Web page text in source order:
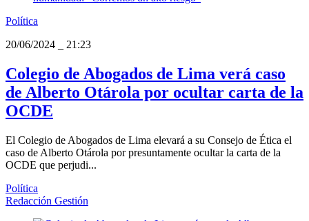
Política
20/06/2024
21:23
Colegio de Abogados de Lima verá caso
de Alberto Otárola por ocultar carta de la
OCDE
El Colegio de Abogados de Lima elevará a su Consejo de Ética el
caso de Alberto Otárola por presuntamente ocultar la carta de la
OCDE que perjudi...
Política
Redacción Gestión